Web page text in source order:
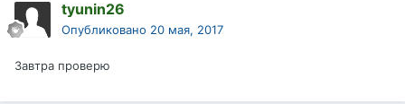
tyunin26
Опубликовано 20 мая, 2017
Завтра проверю